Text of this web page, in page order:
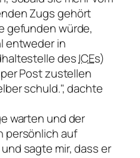
Zugs gehört
gefunden würde,
entweder in
desICEs)
Post zustellen
schuld., dachte
warten und der
persönlich auf
sagte mir, dass er